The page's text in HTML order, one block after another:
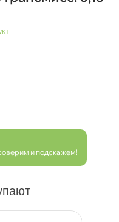
и подскажем!